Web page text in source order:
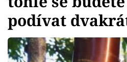
Youtubeři
Virály
podívat